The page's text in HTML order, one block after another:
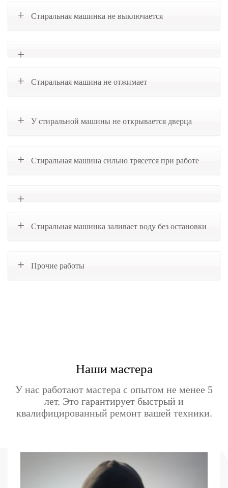
Стиральная машинка не выключается
Стиральная машина не отжимает
У стиральной машины не открывается дверца
Стиральная машина сильно трясется при работе
Стиральная машинка заливает воду без остановки
Прочие работы
Наши мастера
У нас работают мастера с опытом не менее 5
лет. Это гарантирует быстрый и
квалифицированный ремонт вашей техники.